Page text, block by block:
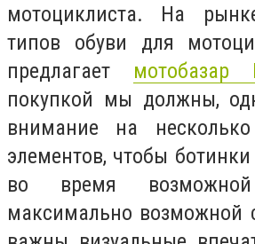
мотоциклиста. На
типов обуви для
предлагает мотобазар
покупкой мы должны,
внимание на
элементов, чтобы
во время
максимально возможной